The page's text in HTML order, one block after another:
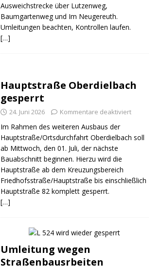
Ausweichstrecke über Lutzenweg,
Baumgartenweg und Im Neugereuth.
Umleitungen beachten, Kontrollen laufen.
[…]
Hauptstraße Oberdielbach
gesperrt
24. Juni 2026 Kommentare deaktiviert
Im Rahmen des weiteren Ausbaus der
Hauptstraße/Ortsdurchfahrt Oberdielbach soll
ab Mittwoch, den 01. Juli, der nächste
Bauabschnitt beginnen. Hierzu wird die
Hauptstraße ab dem Kreuzungsbereich
Friedhofsstraße/Hauptstraße bis einschließlich
Hauptstraße 82 komplett gesperrt.
[…]
Umleitung wegen
Straßenbausrbeiten